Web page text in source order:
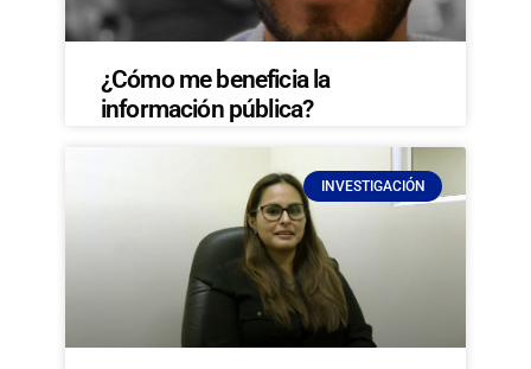
¿Cómo me beneficia la
información pública?
INVESTIGACIÓN